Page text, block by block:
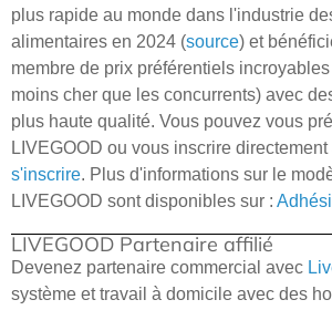
plus rapide au monde dans l'industrie
alimentaires en 2024 (source) et
membre de prix préférentiels
moins cher que les concurrents) avec
plus haute qualité. Vous pouvez vous
LIVEGOOD ou vous inscrire directement
s'inscrire. Plus d'informations sur le
LIVEGOOD sont disponibles sur :
LIVEGOOD Partenaire affilié
Devenez partenaire commercial avec
système et travail à domicile avec des